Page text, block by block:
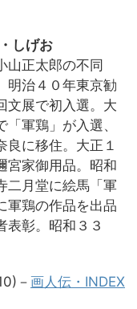
しげお
山正太郎の不同
明治４０年東京勧
文展で初入選。大
軍鶏」が入選、
良に移住。大正１
宮家御用品。昭和
二月堂に絵馬「軍
軍鶏の作品を出品
表彰。昭和３３
－ 画人伝・INDEX